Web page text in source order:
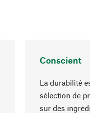
Conscient
La durabilité
sélection de
sur des